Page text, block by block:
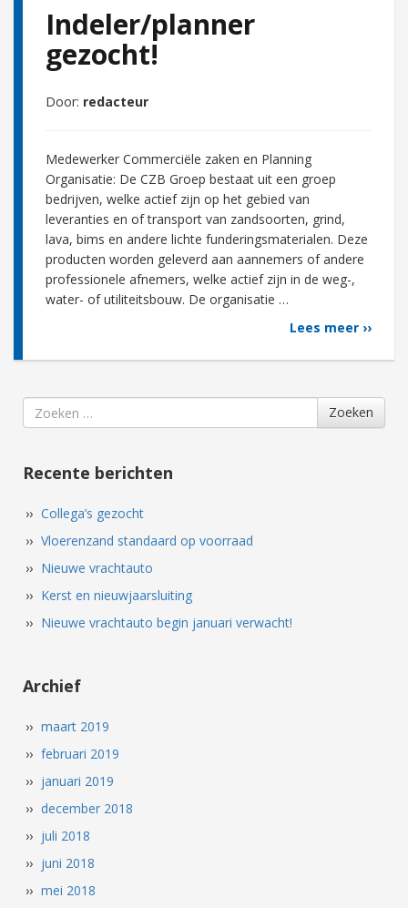
Indeler/planner
gezocht!
Door: redacteur
Medewerker Commerciële zaken en Planning
Organisatie: De CZB Groep bestaat uit een groep
bedrijven, welke actief zijn op het gebied van
leveranties en of transport van zandsoorten, grind,
lava, bims en andere lichte funderingsmaterialen. Deze
producten worden geleverd aan aannemers of andere
professionele afnemers, welke actief zijn in de weg-,
water- of utiliteitsbouw. De organisatie …
Lees meer ››
Search
for
Zoeken
Recente berichten
Collega’s gezocht
Vloerenzand standaard op voorraad
Nieuwe vrachtauto
Kerst en nieuwjaarsluiting
Nieuwe vrachtauto begin januari verwacht!
Archief
maart 2019
februari 2019
januari 2019
december 2018
juli 2018
juni 2018
mei 2018